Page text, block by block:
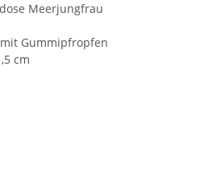
Meerjungfrau
Gummipfropfen
cm